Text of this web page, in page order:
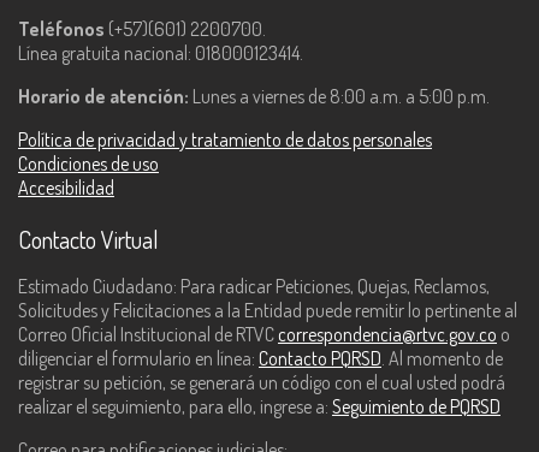
Teléfonos (+57)(601) 2200700.
Línea gratuita nacional: 018000123414.
Horario de atención: Lunes a viernes de 8:00 a.m. a 5:00 p.m.
Política de privacidad y tratamiento de datos personales
Condiciones de uso
Accesibilidad
Contacto Virtual
Estimado Ciudadano: Para radicar Peticiones, Quejas, Reclamos,
Solicitudes y Felicitaciones a la Entidad puede remitir lo pertinente al
Correo Oficial Institucional de RTVC correspondencia@rtvc.gov.co o
diligenciar el formulario en línea: Contacto PQRSD. Al momento de
registrar su petición, se generará un código con el cual usted podrá
realizar el seguimiento, para ello, ingrese a: Seguimiento de PQRSD